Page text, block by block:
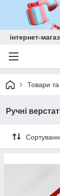
інтернет-
Товари та
Ручні